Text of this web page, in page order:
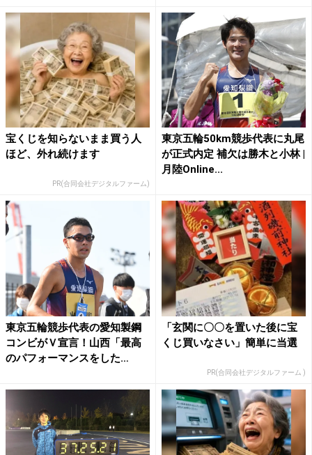
宝くじを知らないまま買う人
ほど、外れ続けます
PR(合同会社デジタルファーム)
東京五輪50km競歩代表に丸尾
が正式内定 補欠は勝木と小林 |
月陸Online...
東京五輪競歩代表の愛知製鋼
コンビがＶ宣言！山西「最高
のパフォーマンスをした
「玄関に〇〇を置いた後に宝
くじ買いなさい」簡単に当選
PR(合同会社デジタルファーム )